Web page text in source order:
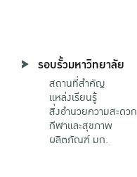
รอบรั้วมหาวิทยาลัย
สถานที่สำคัญ
แหล่งเรียนรู้
สิ่งอำนวยความสะดวก
กีฬาและสุขภาพ
ผลิตภัณฑ์ มก.